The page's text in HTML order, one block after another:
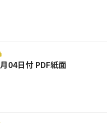
04日付 PDF紙面